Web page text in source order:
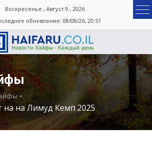
Воскресенье , Август 9 , 2026
обновление: 08/08/26, 20:51
-
на на Лимуд Кемп 2025